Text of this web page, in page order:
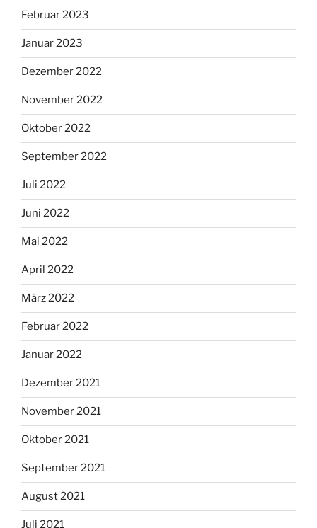
Februar 2023
Januar 2023
Dezember 2022
November 2022
Oktober 2022
September 2022
Juli 2022
Juni 2022
Mai 2022
April 2022
März 2022
Februar 2022
Januar 2022
Dezember 2021
November 2021
Oktober 2021
September 2021
August 2021
Juli 2021